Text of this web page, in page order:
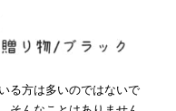
る方は多いのではないで